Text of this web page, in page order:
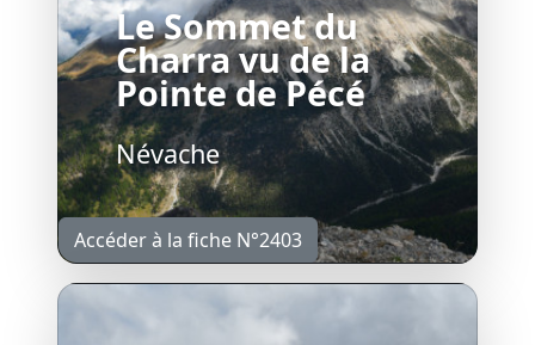
Le Sommet du
Charra vu de la
Pointe de Pécé
Névache
Accéder à la fiche N°2403